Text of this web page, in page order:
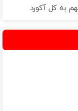
به کل آکورد